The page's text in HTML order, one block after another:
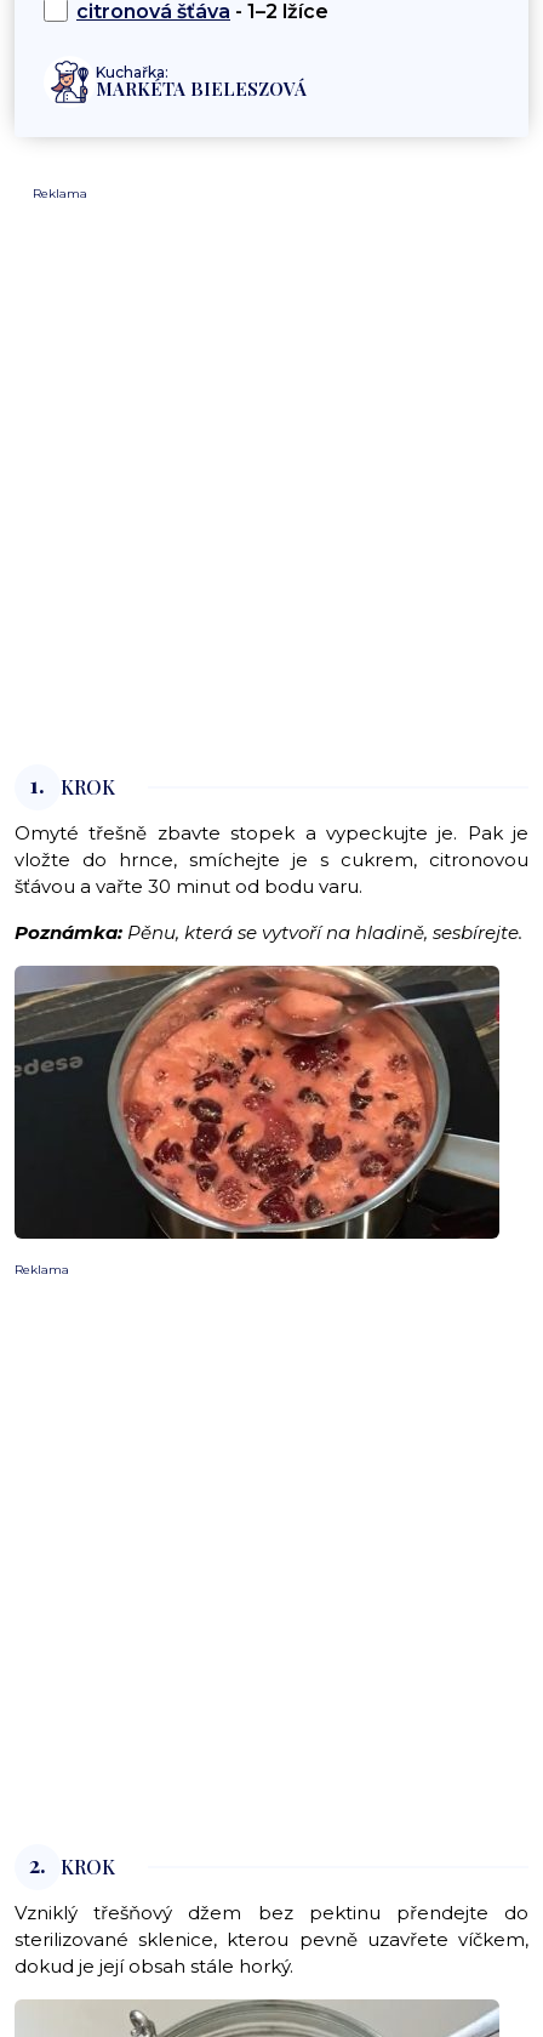
citronová šťáva - 1–2 lžíce
Kuchařka:
MARKÉTA BIELESZOVÁ
Reklama
1. KROK
Omyté třešně zbavte stopek a vypeckujte je. Pak je
vložte do hrnce, smíchejte je s cukrem, citronovou
šťávou a vařte 30 minut od bodu varu.
Poznámka: Pěnu, která se vytvoří na hladině, sesbírejte.
Reklama
2. KROK
Vzniklý třešňový džem bez pektinu přendejte do
sterilizované sklenice, kterou pevně uzavřete víčkem,
dokud je její obsah stále horký.